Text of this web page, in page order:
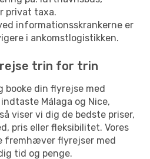
privat taxa.
informationsskrankerne er
i ankomstlogistikken.
trin for trin
booke din flyrejse med
Málaga og Nice,
viser vi dig de bedste priser,
pris eller fleksibilitet. Vores
fremhæver flyrejser med
tid og penge.